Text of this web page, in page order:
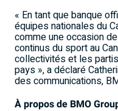
« En tant que banque
équipes nationales du
comme une occasion
continus du sport au
collectivités et les
pays », a déclaré
des communications,
À propos de BMO